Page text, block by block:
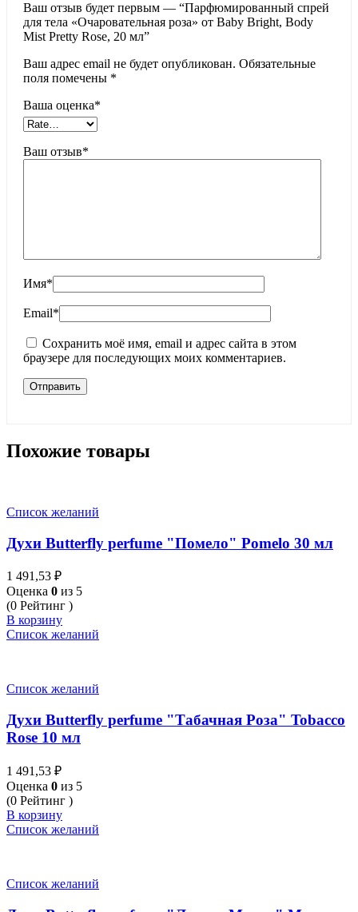
Ваш отзыв будет первым — “Парфюмированный спрей
для тела «Очаровательная роза» от Baby Bright, Body
Mist Pretty Rose, 20 мл”
Ваш адрес email не будет опубликован. Обязательные
поля помечены *
Ваша оценка*
Ваш отзыв*
Имя*
Email*
Сохранить моё имя, email и адрес сайта в этом
браузере для последующих моих комментариев.
Похожие товары
Список желаний
Духи Butterfly perfume "Помело" Pomelo 30 мл
1 491,53 ₽
Оценка 0 из 5
(0 Рейтинг )
В корзину
Список желаний
Список желаний
Духи Butterfly perfume "Табачная Роза" Tobacco
Rose 10 мл
1 491,53 ₽
Оценка 0 из 5
(0 Рейтинг )
В корзину
Список желаний
Список желаний